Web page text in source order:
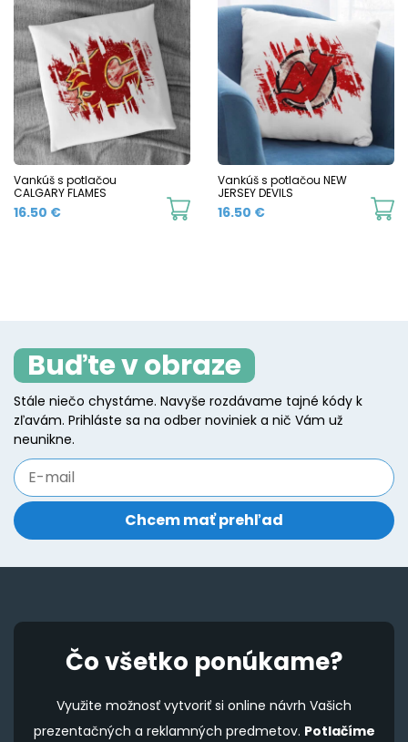
Vankúš s potlačou
CALGARY FLAMES
16.50 €
Vankúš s potlačou NEW
JERSEY DEVILS
16.50 €
Buďte v obraze
Stále niečo chystáme. Navyše rozdávame tajné kódy k
zľavám. Prihláste sa na odber noviniek a nič Vám už
neunikne.
Čo všetko ponúkame?
Využite možnosť vytvoriť si online návrh Vašich
prezentačných a reklamných predmetov. Potlačíme